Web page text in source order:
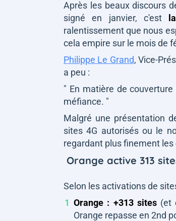
Après les beaux discours
signé en janvier, c'est
ralentissement que nous
cela empire sur le mois de
Philippe Le Grand, Vice-
a peu :
" En matière de
méfiance. "
Malgré une présentation
sites 4G autorisés ou le
regardant plus finement
Orange active 313
Selon les activations de
Orange : +313 sites(et
Orange repasse en 2nd